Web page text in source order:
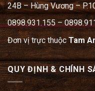
24B – Hùng Vương –
0898.931.155 –
Đơn vị trực thuộcTam
QUY ĐỊNH & CHÍNH